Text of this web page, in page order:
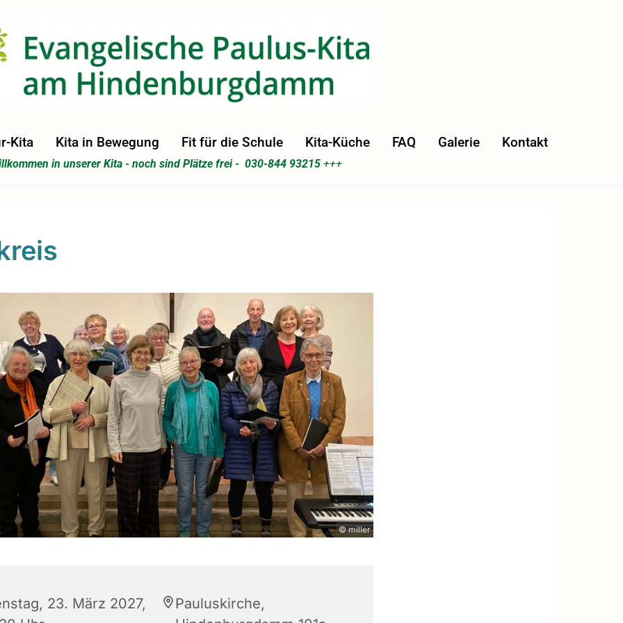
Kita Kita in Bewegung Fit für die Schule Kita-Küche FAQ Galerie Kontakt
in unserer Kita - noch sind Plätze frei - 030-844 93215+++
© miller
23. März 2027,
Pauluskirche,